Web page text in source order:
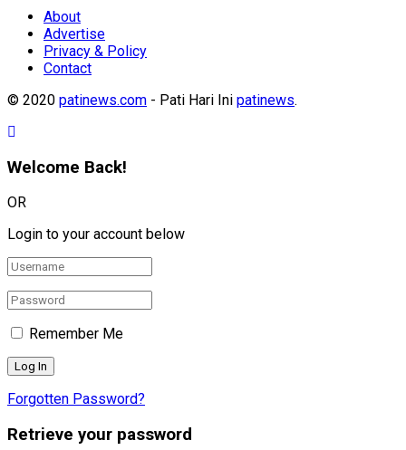
About
Advertise
Privacy & Policy
Contact
© 2020 patinews.com - Pati Hari Ini patinews.
Welcome Back!
OR
Login to your account below
Remember Me
Forgotten Password?
Retrieve your password